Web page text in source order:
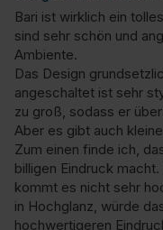
Bari ist wirklich ein
sind sehr schön und
Ambiente.
Das Design
angeschaltet ist sehr
zu groß, sodass er
Aber es gibt auch
Zum einen finde ich,
billigen Eindruck
kommt es nicht sehr
in Hochglanz, würde
hochwertigeren